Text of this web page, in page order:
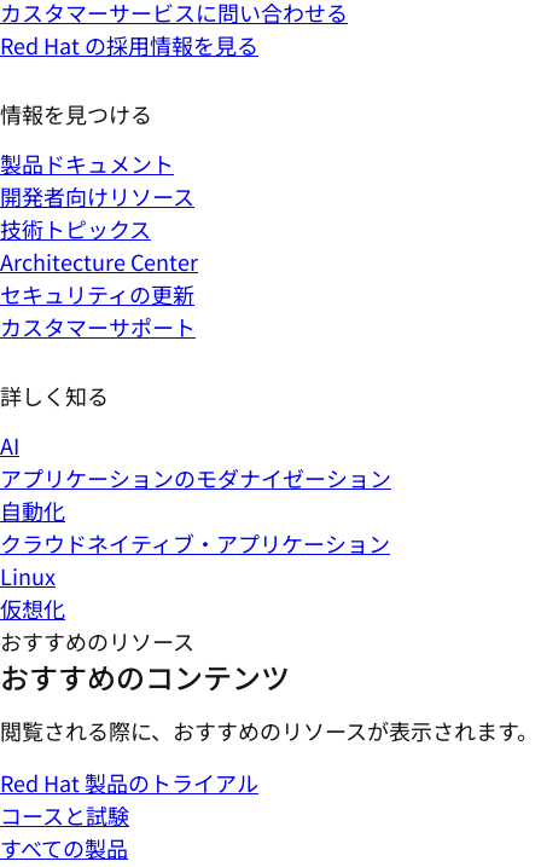
カスタマーサービスに問い合わせる
Red Hat の採用情報を見る
情報を見つける
製品ドキュメント
開発者向けリソース
技術トピックス
Architecture Center
セキュリティの更新
カスタマーサポート
詳しく知る
AI
アプリケーションのモダナイゼーション
自動化
クラウドネイティブ・アプリケーション
Linux
仮想化
おすすめのリソース
おすすめのコンテンツ
閲覧される際に、おすすめのリソースが表示されます。
Red Hat 製品のトライアル
コースと試験
すべての製品